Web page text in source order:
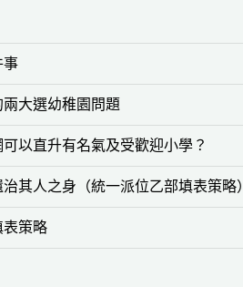
事
大選幼稚園問題
以直升有名氣及受歡迎小學？
其人之身（統一派位乙部填表策略）
策略